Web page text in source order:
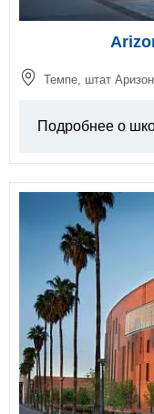
Темпе, штат
Подробнее о